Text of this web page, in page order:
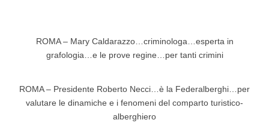
ROMA – Mary Caldarazzo…criminologa…esperta in
grafologia…e le prove regine…per tanti crimini
ROMA – Presidente Roberto Necci…è la Federalberghi…per
valutare le dinamiche e i fenomeni del comparto turistico-
alberghiero